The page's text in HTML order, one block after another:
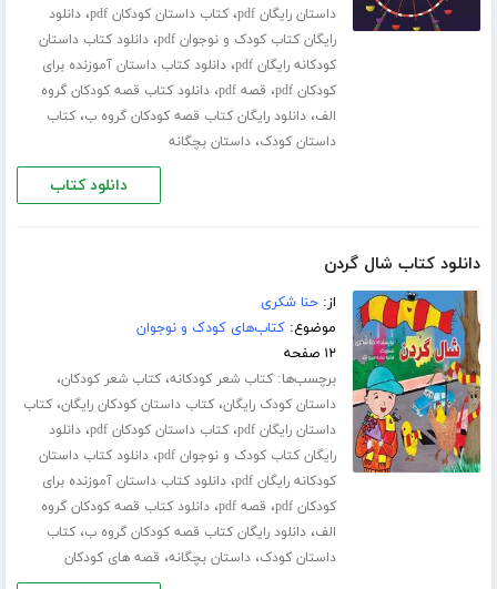
داستان رایگان pdf
،کتاب داستان کودکان pdf ،دانلود
رایگان کتاب کودک و نوجوان pdf
،دانلود کتاب داستان
کودکانه رایگان pdf
،دانلود کتاب داستان آموزنده برای
کودکان pdf
، قصه pdf ،دانلود کتاب قصه کودکان گروه
الف،دانلود رایگان کتاب قصه کودکان گروه ب،کتاب
داستان کودک،داستان بچگانه
دانلود کتاب
دانلود کتاب شال گردن
از:حنا شکری
موضوع:کتاب‌های کودک و نوجوان
۱۲ صفحه
برچسب‌ها:کتاب شعر کودکانه،کتاب شعر کودکان،
داستان کودک رایگان،کتاب داستان کودکان رایگان،کتاب
داستان رایگان pdf
،کتاب داستان کودکان pdf ،دانلود
رایگان کتاب کودک و نوجوان pdf
،دانلود کتاب داستان
کودکانه رایگان pdf
،دانلود کتاب داستان آموزنده برای
کودکان pdf
، قصه pdf ،دانلود کتاب قصه کودکان گروه
الف،دانلود رایگان کتاب قصه کودکان گروه ب،کتاب
داستان کودک،داستان بچگانه، قصه های کودکان